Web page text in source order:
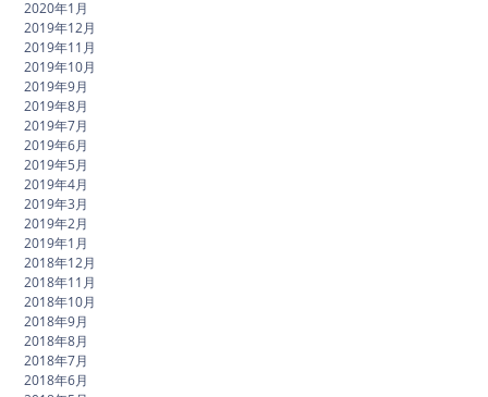
2020年1月
2019年12月
2019年11月
2019年10月
2019年9月
2019年8月
2019年7月
2019年6月
2019年5月
2019年4月
2019年3月
2019年2月
2019年1月
2018年12月
2018年11月
2018年10月
2018年9月
2018年8月
2018年7月
2018年6月